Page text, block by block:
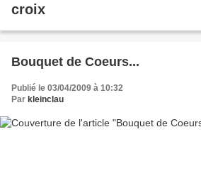
croix
Bouquet de Coeurs...
Publié le 03/04/2009 à 10:32
Par kleinclau